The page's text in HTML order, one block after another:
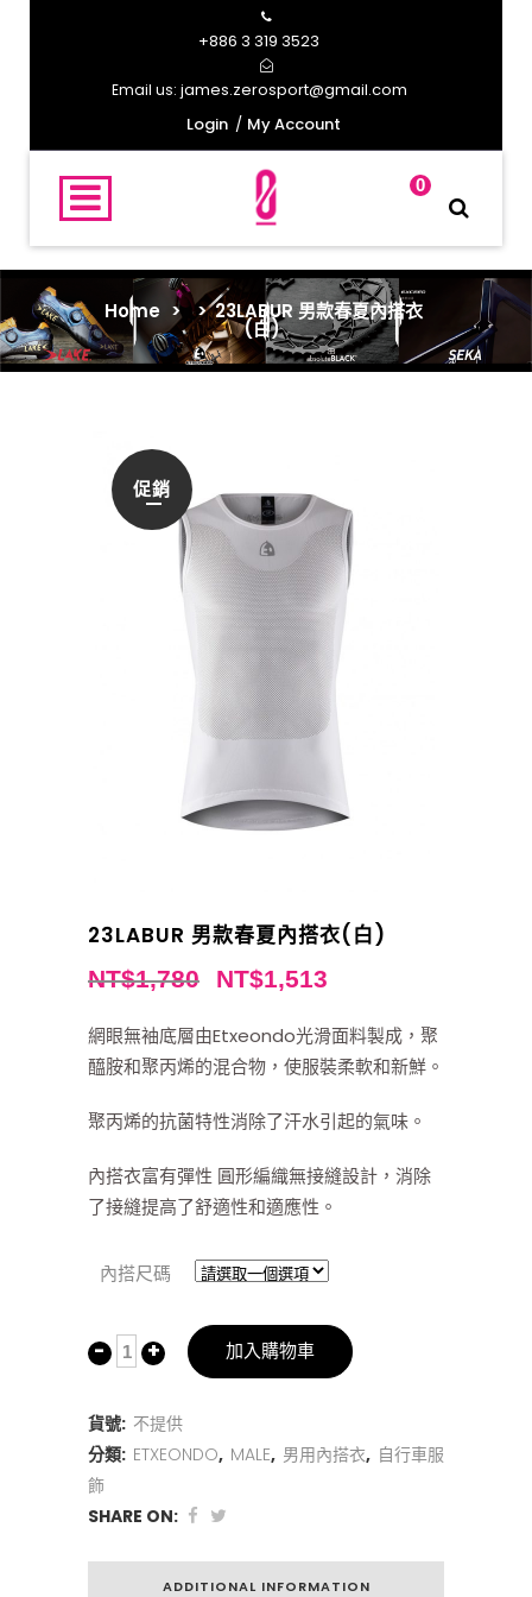
+886 3 319 3523
Email us: james.zerosport@gmail.com
Login
My Account
0
Home > >23LABUR 男款春夏內搭衣
(白)
促銷
23LABUR 男款春夏內搭衣(白)
NT$1,780 NT$1,513
網眼無袖底層由Etxeondo光滑面料製成，聚
醯胺和聚丙烯的混合物，使服裝柔軟和新鮮。
聚丙烯的抗菌特性消除了汗水引起的氣味。
內搭衣富有彈性 圓形編織無接縫設計，消除
了接縫提高了舒適性和適應性。
內搭尺碼
加入購物車
貨號: 不提供
分類: ETXEONDO, MALE, 男用內搭衣, 自行車服
飾
SHARE ON:
ADDITIONAL INFORMATION